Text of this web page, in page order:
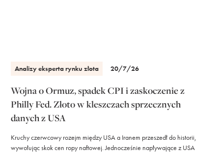
Analizy eksperta rynku złota 20/7/26
Wojna o Ormuz, spadek CPI i zaskoczenie z
Philly Fed. Złoto w kleszczach sprzecznych
danych z USA
Kruchy czerwcowy rozejm między USA a Iranem przeszedł do historii,
wywołując skok cen ropy naftowej. Jednocześnie napływające z USA